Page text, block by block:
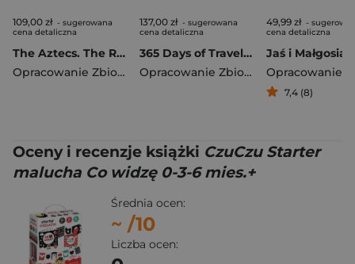
109,00 zł - sugerowana
cena detaliczna
The Aztecs. The Rise and Fall of a Mighty Empire
Opracowanie Zbiorowe
137,00 zł - sugerowana
cena detaliczna
365 Days of Travel. Lonely Planet
Opracowanie Zbiorowe
49,99 zł -
cena detaliczna
Jaś i Małgosia
7,4 (8)
Oceny i recenzje książki CzuCzu Starter
malucha Co widzę 0-3-6 mies.+
Średnia ocen:
~ /10
Liczba ocen: